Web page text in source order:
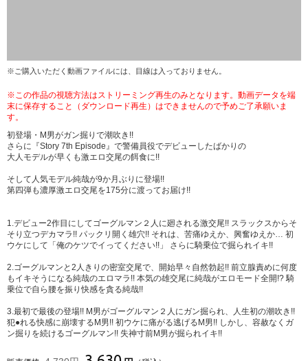
※ご購入いただく動画ファイルには、目線は入っておりません。
※この作品の視聴方法はストリーミング再生のみとなります。動画データを端
末に保存すること（ダウンロード再生）はできませんので予めご了承願いま
す。
初登場・M男がガン掘りで潮吹き!!
さらに『Story 7th Episode』で警備員役でデビューしたばかりの
大人モデルが早くも激エロ交尾の餌食に!!
そして人気モデル純哉が9か月ぶりに登場!!
第四弾も濃厚激エロ交尾を175分に渡ってお届け!!
1.デビュー2作目にしてゴーグルマン２人に廻される激交尾!! スラックスからそ
そり立つデカマラ!! パックリ開く雄穴!! それは、苦痛ゆえか、興奮ゆえか… 初
ウケにして「俺のケツでイってください!!」 さらに騎乗位で掘られイキ!!
2.ゴーグルマンと2人きりの密室交尾で、開始早々自然勃起!! 前立腺責めに何度
もイキそうになる純哉のエロマラ!! 本気の雄交尾に純哉がエロモード全開!? 騎
乗位で自ら腰を振り快感を貪る純哉!!
3.最初で最後の登場!! M男がゴーグルマン２人にガン掘られ、人生初の潮吹き!!
犯●れる快感に崩壊するM男!! 初ウケに痛がる逃げるM男!! しかし、容赦なくガ
ン掘りを続けるゴーグルマン!! 失神寸前M男が掘られイキ!!